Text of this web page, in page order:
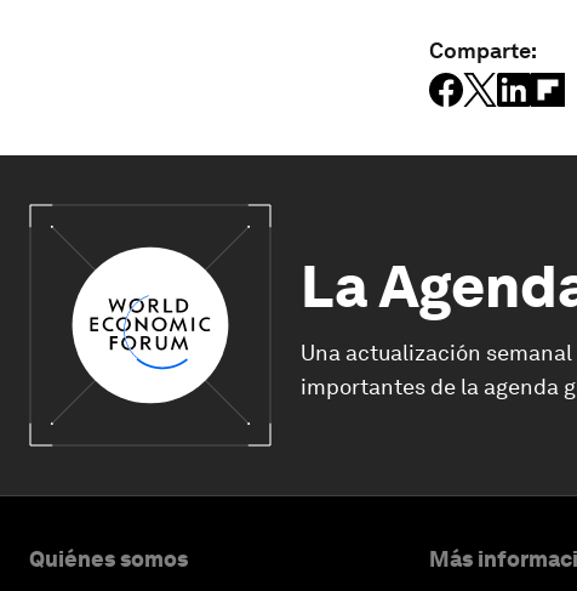
Comparte:
La
Una actualización
importantes de la agenda
Quiénes somos Más